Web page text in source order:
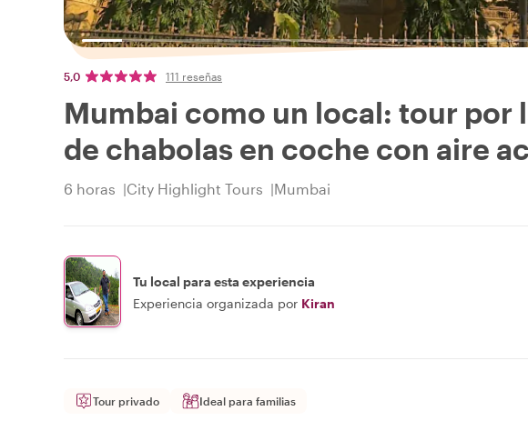
5,0 111 reseñas
Mumbai como un local: tour por
de chabolas en coche con aire
6 horas City Highlight Tours Mumbai
Tu local para esta experiencia
Experiencia organizada por Kiran
Tour privado Ideal para familias